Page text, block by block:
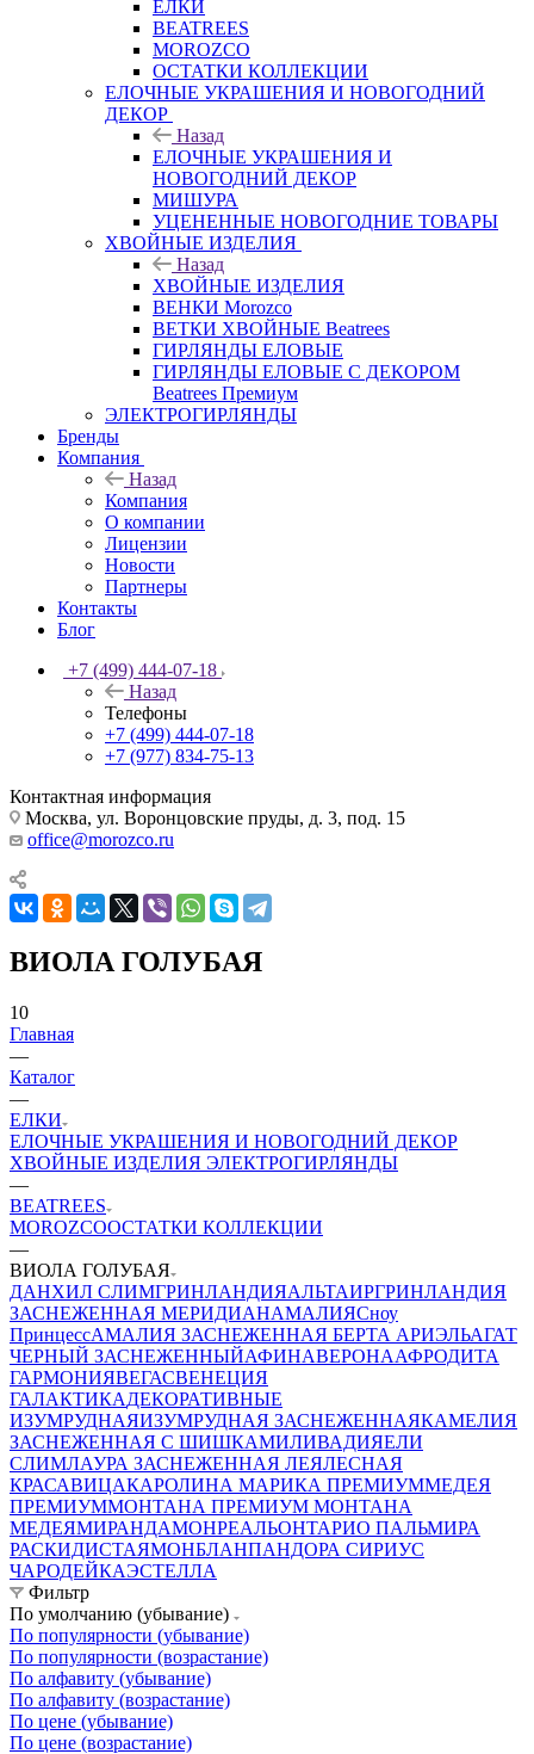
ЕЛКИ
BEATREES
MOROZCO
ОСТАТКИ КОЛЛЕКЦИИ
ЕЛОЧНЫЕ УКРАШЕНИЯ И НОВОГОДНИЙ
ДЕКОР
Назад
ЕЛОЧНЫЕ УКРАШЕНИЯ И
НОВОГОДНИЙ ДЕКОР
МИШУРА
УЦЕНЕННЫЕ НОВОГОДНИЕ ТОВАРЫ
ХВОЙНЫЕ ИЗДЕЛИЯ
Назад
ХВОЙНЫЕ ИЗДЕЛИЯ
ВЕНКИ Morozco
ВЕТКИ ХВОЙНЫЕ Beatrees
ГИРЛЯНДЫ ЕЛОВЫЕ
ГИРЛЯНДЫ ЕЛОВЫЕ С ДЕКОРОМ
Beatrees Премиум
ЭЛЕКТРОГИРЛЯНДЫ
Бренды
Компания
Назад
Компания
О компании
Лицензии
Новости
Партнеры
Контакты
Блог
+7 (499) 444-07-18
Назад
Телефоны
+7 (499) 444-07-18
+7 (977) 834-75-13
Контактная информация
Москва, ул. Воронцовские пруды, д. 3, под. 15
office@morozco.ru
ВИОЛА ГОЛУБАЯ
10
Главная
—
Каталог
—
ЕЛКИ
ЕЛОЧНЫЕ УКРАШЕНИЯ И НОВОГОДНИЙ ДЕКОР
ХВОЙНЫЕ ИЗДЕЛИЯ ЭЛЕКТРОГИРЛЯНДЫ
—
BEATREES
MOROZCOОСТАТКИ КОЛЛЕКЦИИ
—
ВИОЛА ГОЛУБАЯ
ДАНХИЛ СЛИМГРИНЛАНДИЯАЛЬТАИРГРИНЛАНДИЯ
ЗАСНЕЖЕННАЯ МЕРИДИАНАМАЛИЯСноу
ПринцессАМАЛИЯ ЗАСНЕЖЕННАЯ БЕРТА АРИЭЛЬАГАТ
ЧЕРНЫЙ ЗАСНЕЖЕННЫЙАФИНАВЕРОНААФРОДИТА
ГАРМОНИЯВЕГАСВЕНЕЦИЯ
ГАЛАКТИКАДЕКОРАТИВНЫЕ
ИЗУМРУДНАЯИЗУМРУДНАЯ ЗАСНЕЖЕННАЯКАМЕЛИЯ
ЗАСНЕЖЕННАЯ С ШИШКАМИЛИВАДИЯЕЛИ
СЛИМЛАУРА ЗАСНЕЖЕННАЯ ЛЕЯЛЕСНАЯ
КРАСАВИЦАКАРОЛИНА МАРИКА ПРЕМИУММЕДЕЯ
ПРЕМИУММОНТАНА ПРЕМИУМ МОНТАНА
МЕДЕЯМИРАНДАМОНРЕАЛЬОНТАРИО ПАЛЬМИРА
РАСКИДИСТАЯМОНБЛАНПАНДОРА СИРИУС
ЧАРОДЕЙКАЭСТЕЛЛА
Фильтр
По умолчанию (убывание)
По популярности (убывание)
По популярности (возрастание)
По алфавиту (убывание)
По алфавиту (возрастание)
По цене (убывание)
По цене (возрастание)